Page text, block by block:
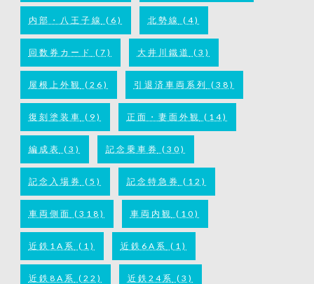
内部・八王子線 (6) 北勢線 (4)
回数券カード (7) 大井川鐵道 (3)
屋根上外観 (26) 引退済車両系列 (38)
復刻塗装車 (9) 正面・妻面外観 (14)
編成表 (3) 記念乗車券 (30)
記念入場券 (5) 記念特急券 (12)
車両側面 (318) 車両内観 (10)
近鉄1A系 (1) 近鉄6A系 (1)
近鉄8A系 (22) 近鉄24系 (3)